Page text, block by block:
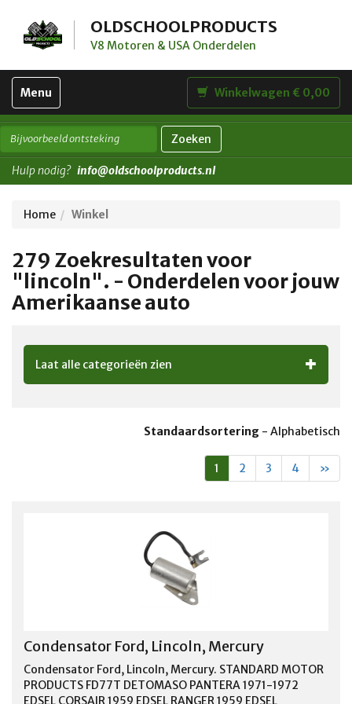
OLDSCHOOLPRODUCTS
V8 Motoren & USA Onderdelen
Toggle
navigation
Menu Winkelwagen € 0,00
Zoeken
Hulp nodig? info@oldschoolproducts.nl
Home Winkel
279 Zoekresultaten voor
"lincoln". - Onderdelen voor jouw
Amerikaanse auto
Laat alle categorieën zien
Standaardsortering - Alphabetisch
1 2 3 4 »
Condensator Ford, Lincoln, Mercury
Condensator Ford, Lincoln, Mercury. STANDARD MOTOR
PRODUCTS FD77T DETOMASO PANTERA 1971-1972
EDSEL CORSAIR 1959 EDSEL RANGER 1959 EDSEL